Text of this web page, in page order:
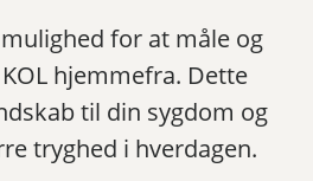
for at måle og
hjemmefra. Dette
til din sygdom og
tryghed i hverdagen.